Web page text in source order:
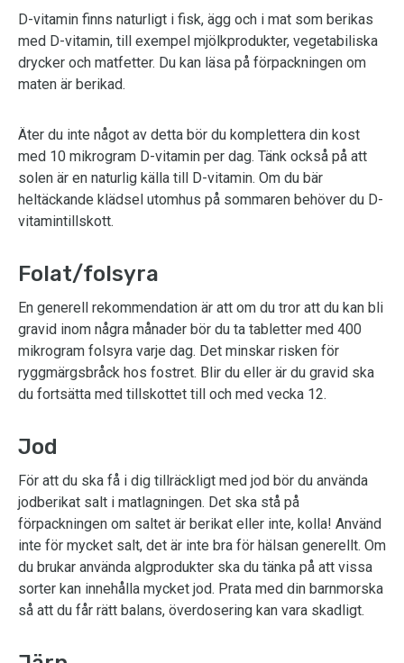
D-vitamin finns naturligt i fisk, ägg och i mat som berikas
med D-vitamin, till exempel mjölkprodukter, vegetabiliska
drycker och matfetter. Du kan läsa på förpackningen om
maten är berikad.
Äter du inte något av detta bör du komplettera din kost
med 10 mikrogram D-vitamin per dag. Tänk också på att
solen är en naturlig källa till D-vitamin. Om du bär
heltäckande klädsel utomhus på sommaren behöver du D-
vitamintillskott.
Folat/folsyra
En generell rekommendation är att om du tror att du kan bli
gravid inom några månader bör du ta tabletter med 400
mikrogram folsyra varje dag. Det minskar risken för
ryggmärgsbråck hos fostret. Blir du eller är du gravid ska
du fortsätta med tillskottet till och med vecka 12.
Jod
För att du ska få i dig tillräckligt med jod bör du använda
jodberikat salt i matlagningen. Det ska stå på
förpackningen om saltet är berikat eller inte, kolla! Använd
inte för mycket salt, det är inte bra för hälsan generellt. Om
du brukar använda algprodukter ska du tänka på att vissa
sorter kan innehålla mycket jod. Prata med din barnmorska
så att du får rätt balans, överdosering kan vara skadligt.